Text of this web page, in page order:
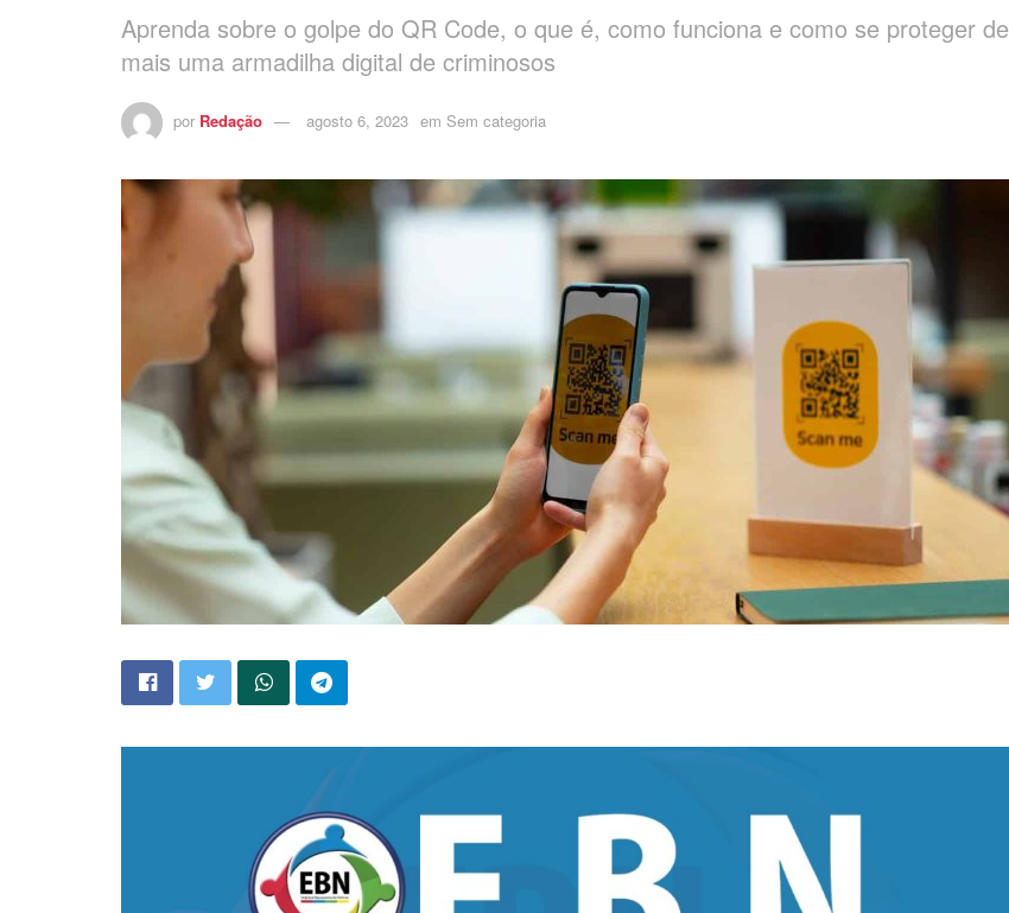
Aprenda sobre o golpe do QR Code, o que é, como funciona e como se proteger de
mais uma armadilha digital de criminosos
por Redação agosto 6, 2023 em Sem categoria